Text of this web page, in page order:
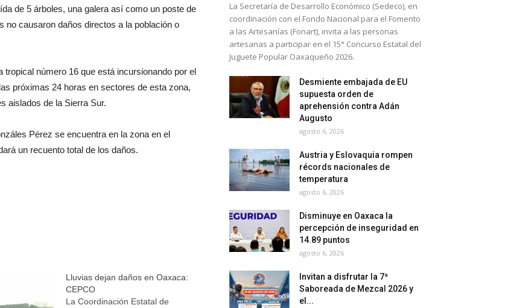
de 5 árboles, una galera así como un poste de
no causaron daños directos a la población o
número 16 que está incursionando por el
próximas 24 horas en sectores de esta zona,
aislados de la Sierra Sur.
Pérez se encuentra en la zona en el
un recuento total de los daños.
Lluvias dejan daños en Oaxaca:
CEPCO
La Coordinación Estatal de
La Secretaría de Desarrollo Económico (Sedeco), en
coordinación con el Fondo Nacional para el Fomento
a las Artesanías (Fonart), invita a las personas
artesanas a participar en el 15° Concurso Estatal del
Juguete Popular Oaxaqueño 2026.
Desmiente embajada de EU
supuesta orden de
aprehensión contra Adán
Augusto
agosto 6, 2026
Austria y Eslovaquia rompen
récords nacionales de
temperatura
agosto 6, 2026
Disminuye en Oaxaca la
percepción de inseguridad en
14.89 puntos
agosto 6, 2026
Invitan a disfrutar la 7ª
Saboreada de Mezcal 2026 y
el...